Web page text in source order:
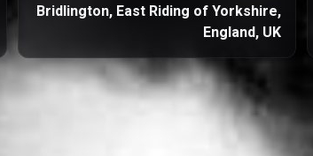
Bridlington, East Riding of Yorkshire,
England, UK